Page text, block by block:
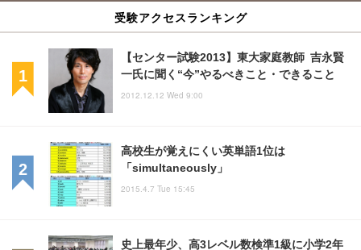
受験アクセスランキング
【センター試験2013】東大家庭教師 吉永賢
一氏に聞く“今”やるべきこと・できること
2012.12.12 Wed 9:00
高校生が覚えにくい英単語1位は
「simultaneously」
2015.4.7 Tue 15:45
史上最年少、高3レベル数検準1級に小学2年